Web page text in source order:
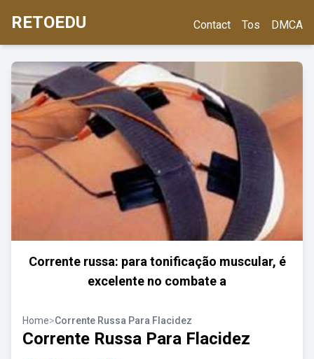
RETOEDU Contact Tos DMCA
Corrente russa: para tonificação muscular, é
excelente no combate a
Home>Corrente Russa Para Flacidez
Corrente Russa Para Flacidez